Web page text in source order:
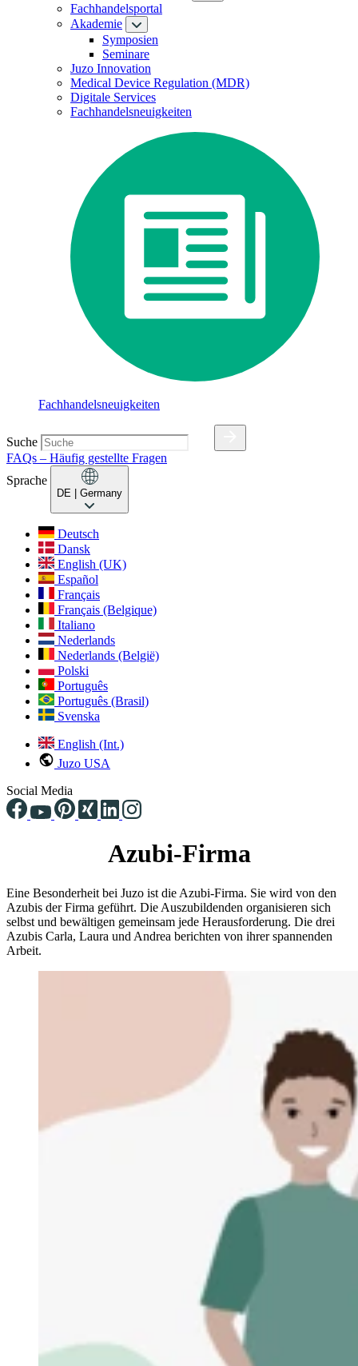
Fachhandelsportal
Akademie
Symposien
Seminare
Juzo Innovation
Medical Device Regulation (MDR)
Digitale Services
Fachhandelsneuigkeiten
Fachhandelsneuigkeiten
Suche
FAQs – Häufig gestellte Fragen
Sprache
DE | Germany
Deutsch
Dansk
English (UK)
Español
Français
Français (Belgique)
Italiano
Nederlands
Nederlands (België)
Polski
Português
Português (Brasil)
Svenska
English (Int.)
Juzo USA
Social Media
Azubi-Firma
Eine Besonderheit bei Juzo ist die Azubi-Firma. Sie wird von den
Azubis der Firma geführt. Die Auszubildenden organisieren sich
selbst und bewältigen gemeinsam jede Herausforderung. Die drei
Azubis Carla, Laura und Andrea berichten von ihrer spannenden
Arbeit.